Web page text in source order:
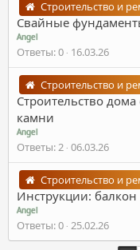
Строительство и
Свайные
Angel
Ответы 0 16.03.26
Строительство и
Строительство
камни
Angel
Ответы 2 06.03.26
Строительство и
Инструкции:
Angel
Ответы 0 25.02.26